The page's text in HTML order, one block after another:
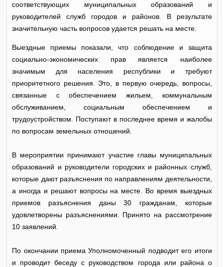
соответствующих муниципальных образований и
руководителей служб городов и районов. В результате
значительную часть вопросов удается решать на месте.
Выездные приемы показали, что соблюдение и защита
социально-экономических прав является наиболее
значимым для населения республики и требуют
приоритетного решения. Это, в первую очередь, вопросы,
связанные с обеспечением жильем, коммунальным
обслуживанием, социальным обеспечением и
трудоустройством. Поступают в последнее время и жалобы
по вопросам земельных отношений.
В мероприятии принимают участие главы муниципальных
образований и руководители городских и районных служб,
которые дают разъяснения по направлениям деятельности,
а иногда и решают вопросы на месте. Во время выездных
приемов разъяснения даны 30 гражданам, которые
удовлетворены разъяснениями. Принято на рассмотрение
10 заявлений.
По окончании приема Уполномоченный подводит его итоги
и проводит беседу с руководством города или района о